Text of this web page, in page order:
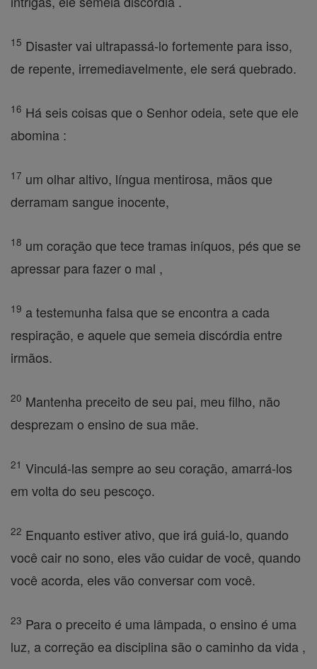
15 Disaster vai ultrapassá-lo fortemente para isso,
de repente, irremediavelmente, ele será quebrado.
16 Há seis coisas que o Senhor odeia, sete que ele
abomina :
17 um olhar altivo, língua mentirosa, mãos que
derramam sangue inocente,
18 um coração que tece tramas iníquos, pés que se
apressar para fazer o mal ,
19 a testemunha falsa que se encontra a cada
respiração, e aquele que semeia discórdia entre
irmãos.
20 Mantenha preceito de seu pai, meu filho, não
desprezam o ensino de sua mãe.
21 Vinculá-las sempre ao seu coração, amarrá-los
em volta do seu pescoço.
22 Enquanto estiver ativo, que irá guiá-lo, quando
você cair no sono, eles vão cuidar de você, quando
você acorda, eles vão conversar com você.
23 Para o preceito é uma lâmpada, o ensino é uma
luz, a correção ea disciplina são o caminho da vida ,